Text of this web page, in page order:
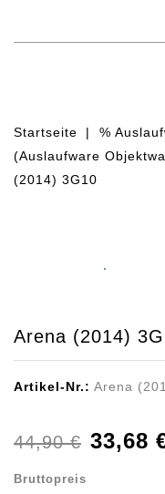
Startseite %
(Auslaufware
(2014) 3G10
Arena (2014)
Artikel-Nr.: Arena
44,90 € 33,68
Bruttopreis